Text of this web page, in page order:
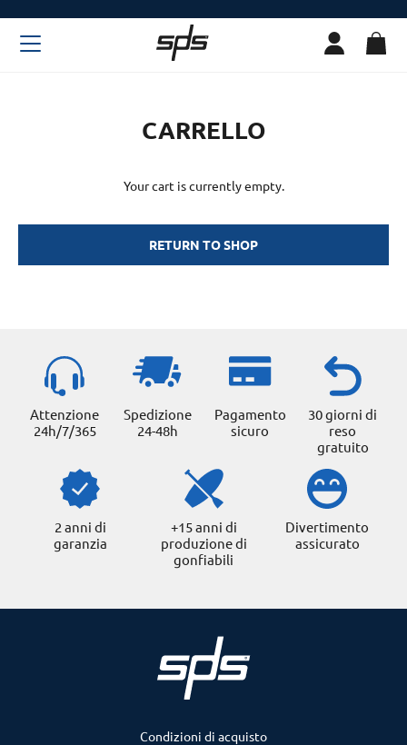
CARRELLO
Your cart is currently empty.
RETURN TO SHOP
Attenzione
24h/7/365
Spedizione
24-48h
Pagamento
sicuro
30 giorni di
reso
gratuito
2 anni di
garanzia
+15 anni di
produzione di
gonfiabili
Divertimento
assicurato
Condizioni di acquisto